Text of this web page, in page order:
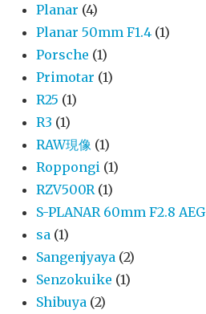
Planar (4)
Planar 50mm F1.4 (1)
Porsche (1)
Primotar (1)
R25 (1)
R3 (1)
RAW現像 (1)
Roppongi (1)
RZV500R (1)
S-PLANAR 60mm F2.8 AEG
sa (1)
Sangenjyaya (2)
Senzokuike (1)
Shibuya (2)